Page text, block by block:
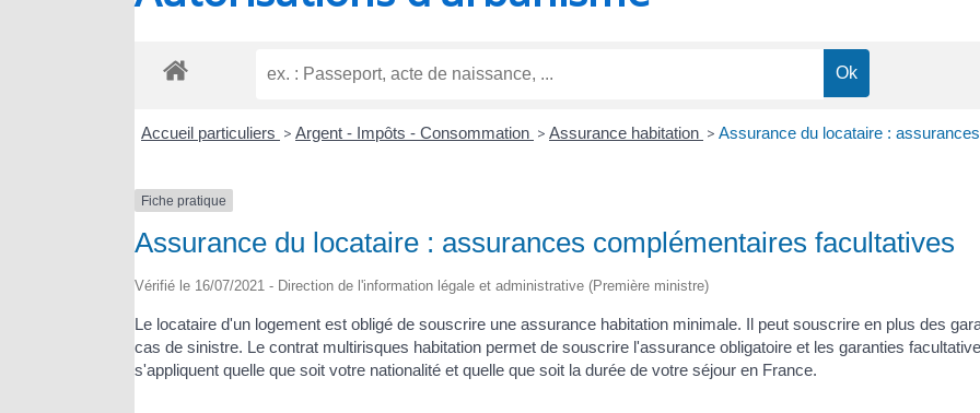
Accueil particuliers > Argent - Impôts - Consommation > Assurance habitation > Assurance du locataire :
Fiche pratique
Assurance du locataire : assurances complémentaires facultatives
Vérifié le 16/07/2021 - Direction de l'information légale et administrative (Première ministre)
Le locataire d'un logement est obligé de souscrire une assurance habitation minimale. Il peut souscrire en plus des
cas de sinistre. Le contrat multirisques habitation permet de souscrire l'assurance obligatoire et les garanties
s'appliquent quelle que soit votre nationalité et quelle que soit la durée de votre séjour en France.